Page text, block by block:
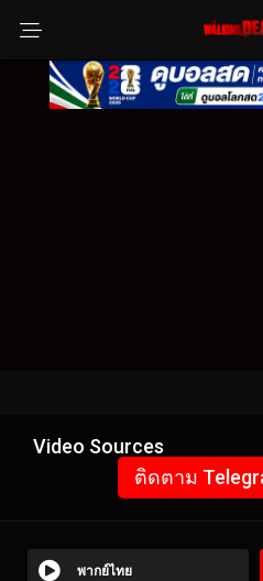
Video Sources
ติดตาม
พากย์ไทย